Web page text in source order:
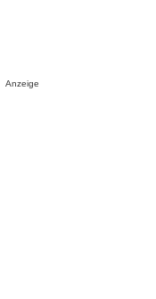
Anzeige